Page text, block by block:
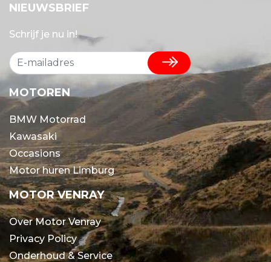
NIEUWSBRIEF
Schrijf je nu in!
MOTOREN
BMW Motorrad
Kawasaki
Occasions
Motor huren Limburg
MOTOR VENRAY
Over Motor Venray
Privacy Policy
Onderhoud & Service